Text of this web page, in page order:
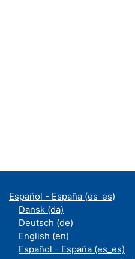
Español - España ‎(es_es)‎
Dansk ‎(da)‎
Deutsch ‎(de)‎
English ‎(en)‎
Español - España ‎(es_es)‎